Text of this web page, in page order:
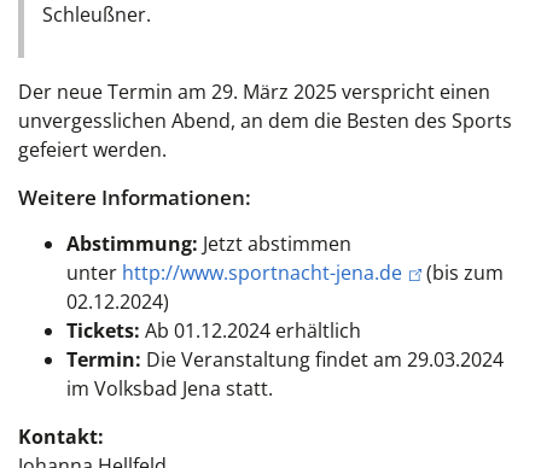
Schleußner.
Der neue Termin am 29. März 2025 verspricht einen
unvergesslichen Abend, an dem die Besten des Sports
gefeiert werden.
Weitere Informationen:
Abstimmung: Jetzt abstimmen
unter http://www.sportnacht-jena.de
(bis zum
02.12.2024)
Tickets: Ab 01.12.2024 erhältlich
Termin: Die Veranstaltung findet am 29.03.2024
im Volksbad Jena statt.
Kontakt: